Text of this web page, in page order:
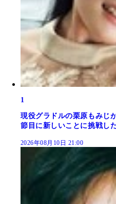
1
現役グラドルの栗原もみじ
節目に新しいことに挑戦し
2026年08月10日 21:00